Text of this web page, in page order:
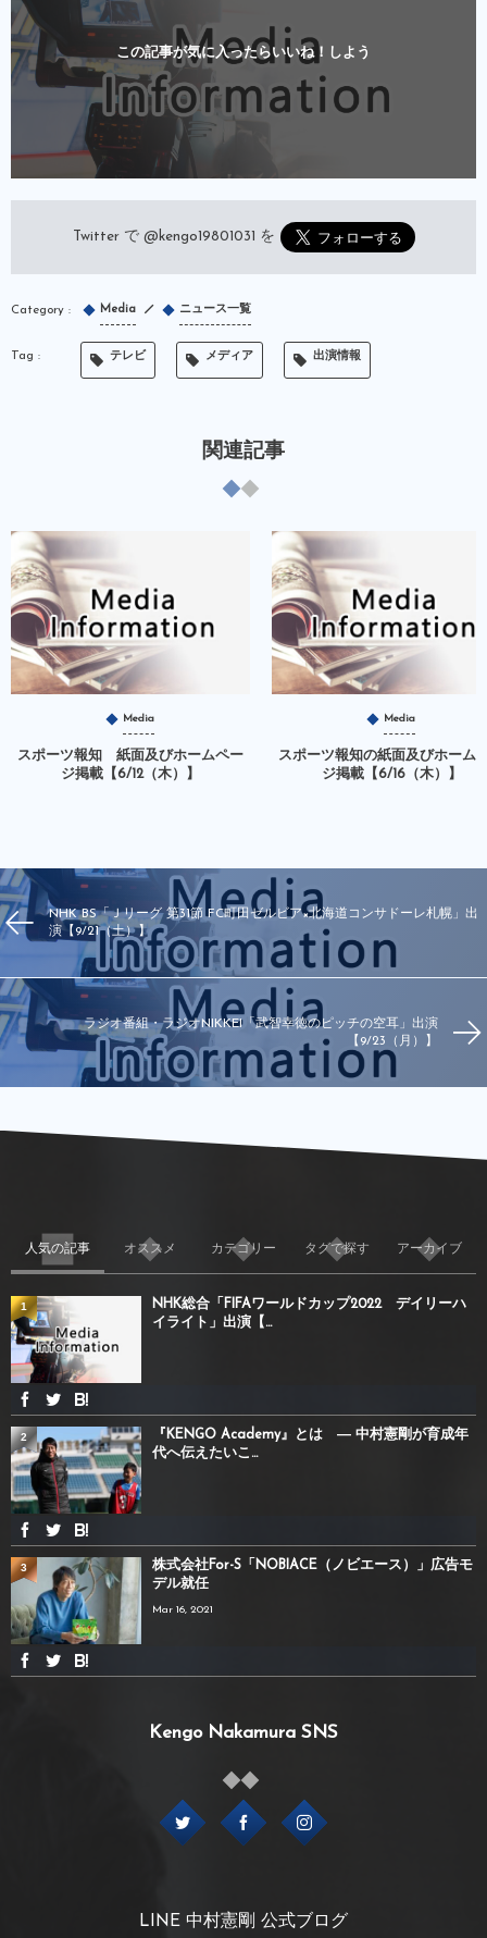
この記事が気に入ったらいいね！しよう
Twitter で @kengo19801031 を
Media ニュース一覧
テレビ メディア 出演情報
関連記事
Media
スポーツ報知 紙面及びホームペー
ジ掲載【6/12（木）】
Media
スポーツ報知の紙面及びホーム
ジ掲載【6/16（木）】
NHK BS「Ｊリーグ 第31節 FC町田ゼルビア×北海道コンサドーレ札幌」出
演【9/21（土）】
ラジオ番組・ラジオNIKKEI「武智幸徳のピッチの空耳」出演
【9/23（月）】
人気の記事 オススメ カテゴリー タグで探す アーカイブ
NHK総合「FIFAワールドカップ2022 デイリーハ
イライト」出演【...
1
『KENGO Academy』とは ― 中村憲剛が育成年
代へ伝えたいこ...
2
株式会社For-S「NOBIACE（ノビエース）」広告モ
デル就任
Mar 16, 2021
3
Kengo Nakamura SNS
LINE 中村憲剛 公式ブログ